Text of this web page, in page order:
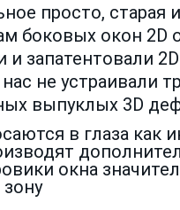
просто, старая
боковых окон 2D
и запатентовали
не устраивали
выпуклых 3D
в глаза как
окна